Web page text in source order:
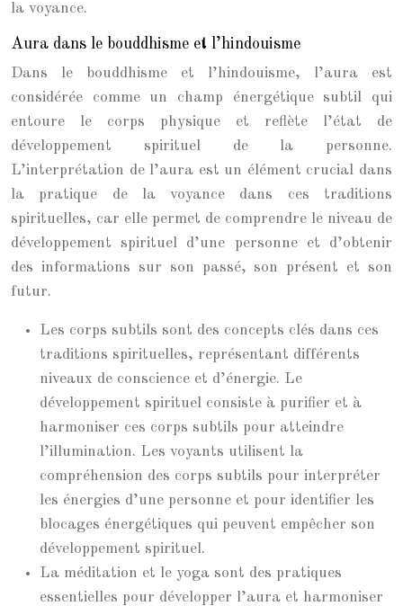
la voyance.
Aura dans le bouddhisme et l’hindouisme
Dans le bouddhisme et l’hindouisme, l’aura est
considérée comme un champ énergétique subtil qui
entoure le corps physique et reflète l’état de
développement spirituel de la personne.
L’interprétation de l’aura est un élément crucial dans
la pratique de la voyance dans ces traditions
spirituelles, car elle permet de comprendre le niveau de
développement spirituel d’une personne et d’obtenir
des informations sur son passé, son présent et son
futur.
Les corps subtils sont des concepts clés dans ces
traditions spirituelles, représentant différents
niveaux de conscience et d’énergie. Le
développement spirituel consiste à purifier et à
harmoniser ces corps subtils pour atteindre
l’illumination. Les voyants utilisent la
compréhension des corps subtils pour interpréter
les énergies d’une personne et pour identifier les
blocages énergétiques qui peuvent empêcher son
développement spirituel.
La méditation et le yoga sont des pratiques
essentielles pour développer l’aura et harmoniser